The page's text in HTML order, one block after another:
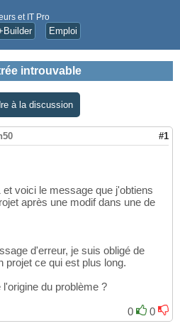
et IT Pro
Emploi
introuvable
à la discussion
#1
voici le message que j'obtiens
après une modif dans une de
d'erreur, je suis obligé de
projet ce qui est plus long.
du problème ?
0
0